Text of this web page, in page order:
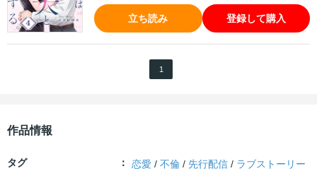
立ち読み 登録して購入
1
作品情報
タグ 恋愛 /不倫 /先行配信 / ラブストーリー